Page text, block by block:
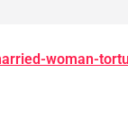
woman-